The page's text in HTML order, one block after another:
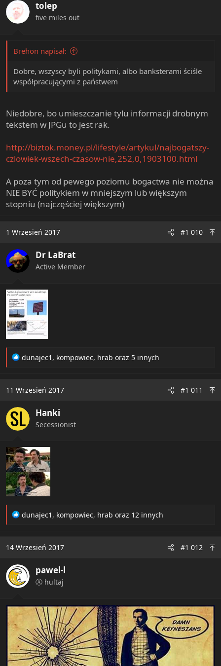
o
n
s
tolep
five miles out
Brehon napisał:
Dobre, wszyscy byli politykami, albo banksterami ściśle
współpracującymi z państwem
Niedobre, bo umieszczanie tylu informacji drobnym
tekstem w JPGu to jest rak.
http://biztok.money.pl/lifestyle/artykul/najbogatszy-
czlowiek-wszech-czasow-nie,252,0,1903100.html
A poza tym od pewego poziomu bogactwa nie można
NIE BYĆ politykiem w mniejszym lub większym
stopniu (najczęściej większym)
1 Wrzesień 2017 #1 010
Dr LaBrat
Active Member
R
t
o
n
s
dunajec1 , kompowiec, hrab oraz 5 innych
11 Wrzesień 2017 #1 011
Hanki
Secessionist
R
t
o
n
s
dunajec1 , kompowiec, hrab oraz 12 innych
14 Wrzesień 2017 #1 012
pawel-l
Ⓐ hultaj